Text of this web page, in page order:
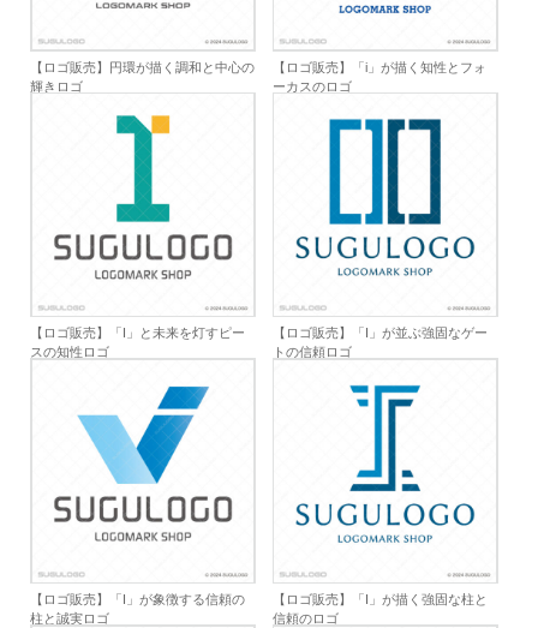
【ロゴ販売】円環が描く調和と中心の
輝きロゴ
【ロゴ販売】「i」が描く知性とフォ
ーカスのロゴ
【ロゴ販売】「I」と未来を灯すピー
スの知性ロゴ
【ロゴ販売】「I」が並ぶ強固なゲー
トの信頼ロゴ
【ロゴ販売】「I」が象徴する信頼の
柱と誠実ロゴ
【ロゴ販売】「I」が描く強固な柱と
信頼のロゴ